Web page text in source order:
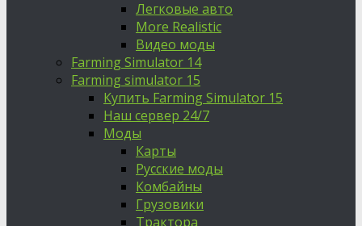
Легковые авто
More Realistic
Видео моды
Farming Simulator 14
Farming simulator 15
Купить Farming Simulator 15
Наш сервер 24/7
Моды
Карты
Русские моды
Комбайны
Грузовики
Трактора